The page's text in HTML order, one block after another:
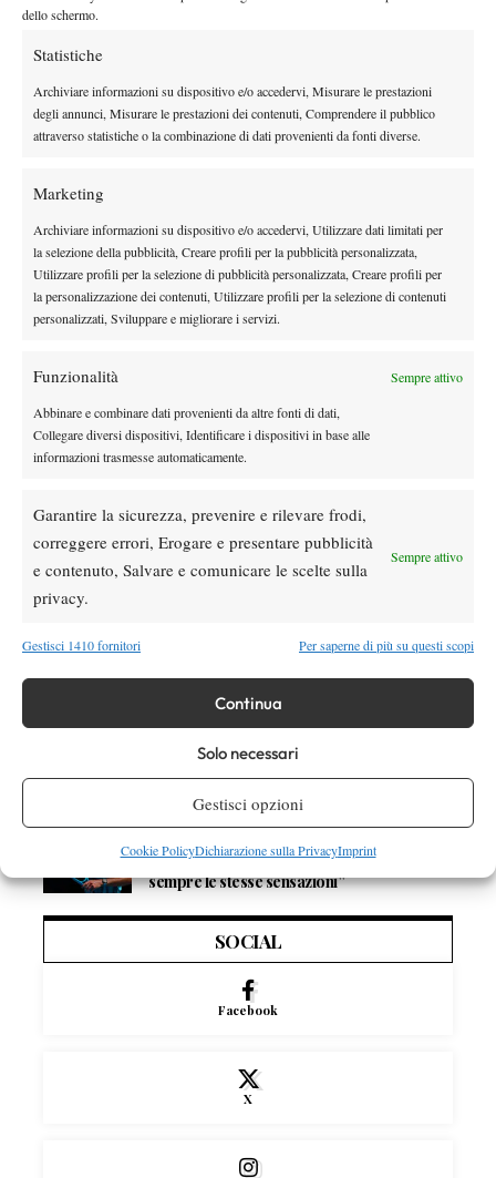
dello schermo.
Statistiche
Archiviare informazioni su dispositivo e/o accedervi, Misurare le prestazioni
degli annunci, Misurare le prestazioni dei contenuti, Comprendere il pubblico
attraverso statistiche o la combinazione di dati provenienti da fonti diverse.
Marketing
Archiviare informazioni su dispositivo e/o accedervi, Utilizzare dati limitati per
la selezione della pubblicità, Creare profili per la pubblicità personalizzata,
Utilizzare profili per la selezione di pubblicità personalizzata, Creare profili per
la personalizzazione dei contenuti, Utilizzare profili per la selezione di contenuti
personalizzati, Sviluppare e migliorare i servizi.
Funzionalità Sempre attivo
Abbinare e combinare dati provenienti da altre fonti di dati,
Collegare diversi dispositivi, Identificare i dispositivi in base alle
informazioni trasmesse automaticamente.
Garantire la sicurezza, prevenire e rilevare frodi,
correggere errori, Erogare e presentare pubblicità
e contenuto, Salvare e comunicare le scelte sulla
privacy.
Sempre attivo
Gestisci 1410 fornitori Per saperne di più su questi scopi
Continua
Solo necessari
Gestisci opzioni
Cookie PolicyDichiarazione sulla PrivacyImprint
precedentetra i due risale al
ottavi di finale
il greco vinse in rimonta al quarto set. A livello
Slam, questo resta il miglior risultato per Matteo, raggiunto anche
diversi mesi prima, allo US Open 2023, prima di perdere
TAGGED:Primo Piano
DI TENDENZA
News
Quinn, Sonego entra nel tabellone
Tennis in TV
giocherà lo US Open, forse non lo vedremo
più nel 2026”
News
Masters 1000 Montreal 2026, Musetti: “Mi
manca ancora la costanza, fa male rivivere
sempre le stesse sensazioni”
SOCIAL
Facebook
X